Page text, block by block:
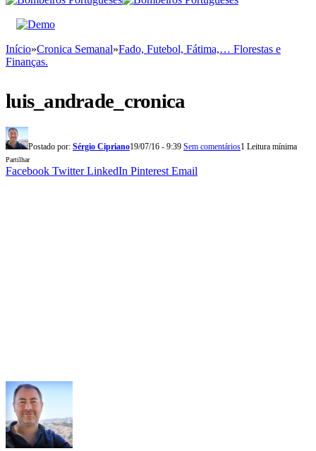
Início»Cronica Semanal»Fado, Futebol, Fátima,… Florestas e
Finanças.
luis_andrade_cronica
Postado por: Sérgio Cipriano19/07/16 - 9:39 Sem comentários1 Leitura mínima
Partilhar
Facebook Twitter LinkedIn Pinterest Email